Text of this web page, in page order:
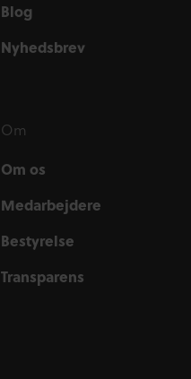
Blog
Nyhedsbrev
Om
Om os
Medarbejdere
Bestyrelse
Transparens